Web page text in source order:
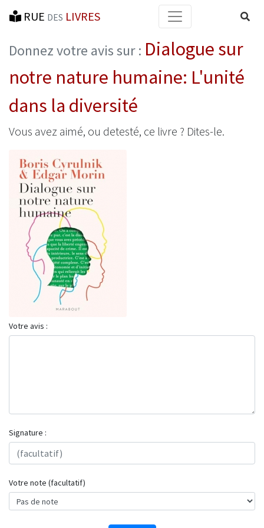
RUE DES LIVRES
Donnez votre avis sur : Dialogue sur
notre nature humaine: L'unité
dans la diversité
Vous avez aimé, ou detesté, ce livre ? Dites-le.
Votre avis :
Signature :
Votre note (facultatif)